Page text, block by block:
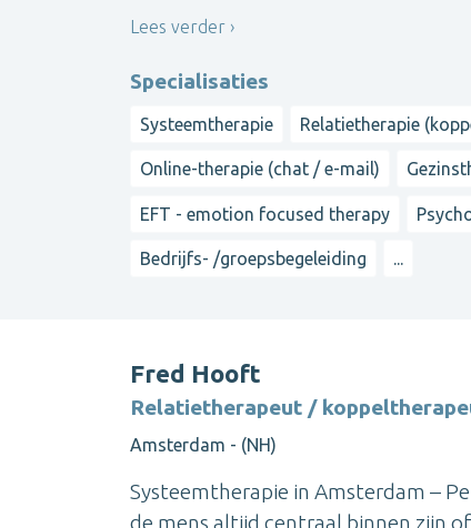
Lees verder
Specialisaties
Systeemtherapie Relatietherapie
Online-therapie (chat / e-mail)
EFT - emotion focused therapy
Bedrijfs- /groepsbegeleiding ...
Fred Hooft
Relatietherapeut /
Amsterdam - (NH)
Systeemtherapie in Amsterdam –
de mens altijd centraal binnen zijn